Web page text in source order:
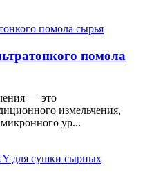
помола
— это
измельчения,
ур...